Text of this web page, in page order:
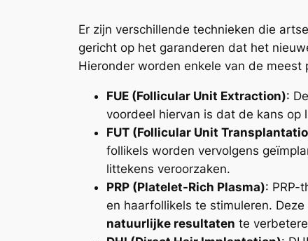
Er zijn verschillende technieken die
gericht op het garanderen dat het
Hieronder worden enkele van de meest
FUE (Follicular Unit Extraction):
voordeel hiervan is dat de kans op
FUT (Follicular Unit
follikels worden vervolgens
littekens veroorzaken.
PRP (Platelet-Rich Plasma): PRP-
en haarfollikels te stimuleren.
natuurlijke resultaten te